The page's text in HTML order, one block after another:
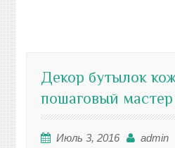
Декор бутылок
пошаговый мастер
Июль 3, 2016 admin